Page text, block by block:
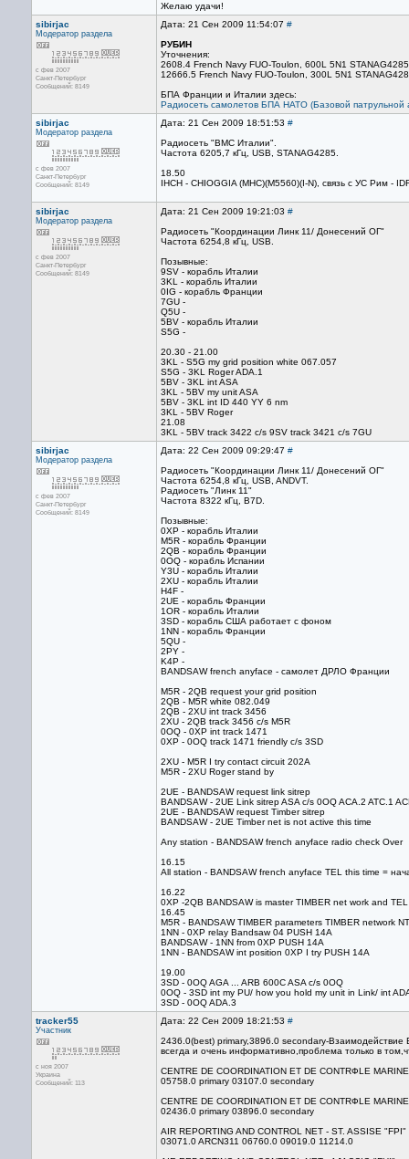
Желаю удачи!
sibirjac
Модератор раздела
с фев 2007
Санкт-Петербург
Сообщений: 8149
Дата: 21 Сен 2009 11:54:07 #
РУБИН
Уточнения:
2608.4 French Navy FUO-Toulon, 600L 5N1 STANAG4285
12666.5 French Navy FUO-Toulon, 300L 5N1
БПА Франции и Италии здесь:
Радиосеть самолетов БПА НАТО (Базовой патрульной
sibirjac
Модератор раздела
с фев 2007
Санкт-Петербург
Сообщений: 8149
Дата: 21 Сен 2009 18:51:53 #
Радиосеть "ВМС Италии".
Частота 6205,7 кГц, USB, STANAG4285.
18.50
IHCH - CHIOGGIA (MHC)(M5560)(I-N), связь с УС Рим -
sibirjac
Модератор раздела
с фев 2007
Санкт-Петербург
Сообщений: 8149
Дата: 21 Сен 2009 19:21:03 #
Радиосеть "Координации Линк 11/ Донесений ОГ"
Частота 6254,8 кГц, USB.
Позывные:
9SV - корабль Италии
3KL - корабль Италии
0IG - корабль Франции
7GU -
Q5U -
5BV - корабль Италии
S5G -
20.30 - 21.00
3KL - S5G my grid position white 067.057
S5G - 3KL Roger ADA.1
5BV - 3KL int ASA
3KL - 5BV my unit ASA
5BV - 3KL int ID 440 YY 6 nm
3KL - 5BV Roger
21.08
3KL - 5BV track 3422 c/s 9SV track 3421 c/s 7GU
sibirjac
Модератор раздела
с фев 2007
Санкт-Петербург
Сообщений: 8149
Дата: 22 Сен 2009 09:29:47 #
Радиосеть "Координации Линк 11/ Донесений ОГ"
Частота 6254,8 кГц, USB, ANDVT.
Радиосеть "Линк 11"
Частота 8322 кГц, B7D.
Позывные:
0XP - корабль Италии
M5R - корабль Франции
2QB - корабль Франции
0OQ - корабль Испании
Y3U - корабль Италии
2XU - корабль Италии
H4F -
2UE - корабль Франции
1OR - корабль Италии
3SD - корабль США работает с фоном
1NN - корабль Франции
5QU -
2PY -
K4P -
BANDSAW french anyface - самолет ДРЛО Франции
M5R - 2QB request your grid position
2QB - M5R white 082.049
2QB - 2XU int track 3456
2XU - 2QB track 3456 c/s M5R
0OQ - 0XP int track 1471
0XP - 0OQ track 1471 friendly c/s 3SD
2XU - M5R I try contact circuit 202A
M5R - 2XU Roger stand by
2UE - BANDSAW request link sitrep
BANDSAW - 2UE Link sitrep ASA c/s 0OQ ACA.2 ATC.1
2UE - BANDSAW request Timber sitrep
BANDSAW - 2UE Timber net is not active this time
Any station - BANDSAW french anyface radio check Over
16.15
All station - BANDSAW french anyface TEL this time =
16.22
0XP -2QB BANDSAW is master TIMBER net work and
16.45
M5R - BANDSAW TIMBER parameters TIMBER network
1NN - 0XP relay Bandsaw 04 PUSH 14A
BANDSAW - 1NN from 0XP PUSH 14A
1NN - BANDSAW int position 0XP I try PUSH 14A
19.00
3SD - 0OQ AGA ... ARB 600C ASA c/s 0OQ
0OQ - 3SD int my PU/ how you hold my unit in Link/ int
3SD - 0OQ ADA.3
tracker55
Участник
с ноя 2007
Украина
Сообщений: 113
Дата: 22 Сен 2009 18:21:53 #
2436.0(best) primary,3896.0 secondary-
всегда и очень информативно,проблема только в
CENTRE DE COORDINATION ET DE CONTRФLE
05758.0 primary 03107.0 secondary
CENTRE DE COORDINATION ET DE CONTRФLE
02436.0 primary 03896.0 secondary
AIR REPORTING AND CONTROL NET - ST. ASSISE "FPI"
03071.0 ARCN311 06760.0 09019.0 11214.0